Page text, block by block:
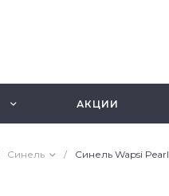
АКЦИИ
Синель / Синель Wapsi